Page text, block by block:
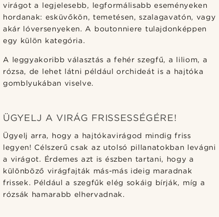
virágot a legjelesebb, legformálisabb eseményeken
hordanak: esküvőkön, temetésen, szalagavatón, vagy
akár lóversenyeken. A boutonniere tulajdonképpen
egy külön kategória.
A leggyakoribb választás a fehér szegfű, a liliom, a
rózsa, de lehet látni például orchideát is a hajtóka
gomblyukában viselve.
ÜGYELJ A VIRÁG FRISSESSÉGÉRE!
Ügyelj arra, hogy a hajtókavirágod mindig friss
legyen! Célszerű csak az utolsó pillanatokban levágni
a virágot. Érdemes azt is észben tartani, hogy a
különböző virágfajták más-más ideig maradnak
frissek. Például a szegfűk elég sokáig bírják, míg a
rózsák hamarabb elhervadnak.